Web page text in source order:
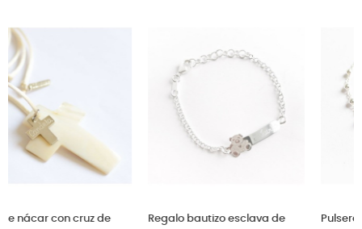
de plata grabados
Brazalete niño de cuero con